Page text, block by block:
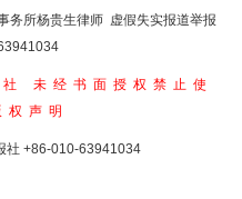
所杨贵生律师 虚假失实报道举报
未经书面授权禁止使
权声明
社 +86-010-63941034